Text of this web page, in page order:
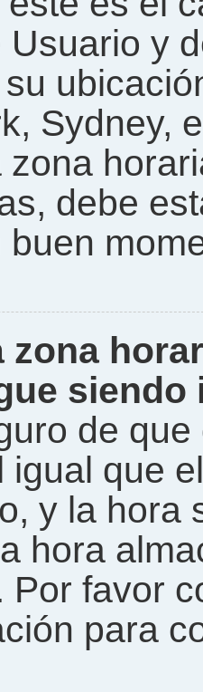
Usuario y
Sydney,
zona
debe
buen
zona
siendo
de
igual que
y la hora
hora
Por favor
para